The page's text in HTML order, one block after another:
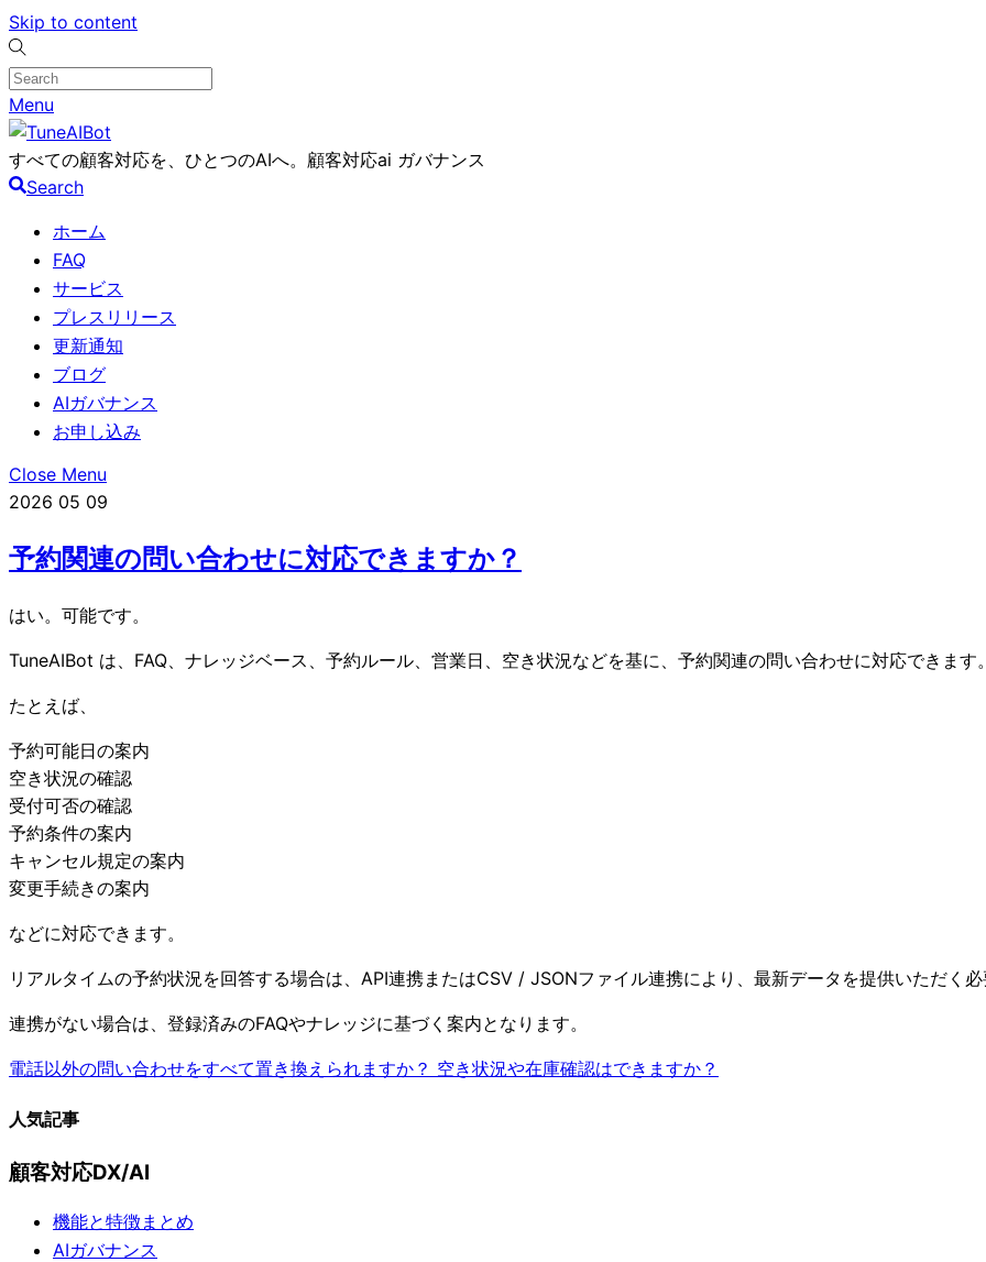
Skip to content
Menu
すべての顧客対応を、ひとつのAIへ。顧客対応ai ガバナンス
Search
ホーム
FAQ
サービス
プレスリリース
更新通知
ブログ
AIガバナンス
お申し込み
Close Menu
2026 05 09
予約関連の問い合わせに対応できますか？
はい。可能です。
TuneAIBot は、FAQ、ナレッジベース、予約ルール、営業日、空き状況などを基に、予約関連の問い合わせに対応できます。
たとえば、
予約可能日の案内
空き状況の確認
受付可否の確認
予約条件の案内
キャンセル規定の案内
変更手続きの案内
などに対応できます。
リアルタイムの予約状況を回答する場合は、API連携またはCSV / JSONファイル連携により、最新データを提供いただく必
連携がない場合は、登録済みのFAQやナレッジに基づく案内となります。
電話以外の問い合わせをすべて置き換えられますか？ 空き状況や在庫確認はできますか？
人気記事
顧客対応DX/AI
機能と特徴まとめ
AIガバナンス